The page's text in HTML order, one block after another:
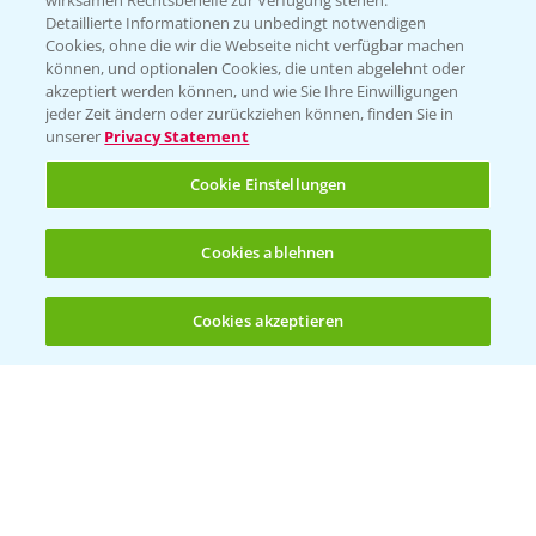
(noch 4)
Beratung auf WhatsApp
T.+49 (0)174 346 564 1
KONTAKT
Hilfe in Notfällen
+49 (0)214/30-20220
Detaillierte Informationen zu unbedingt notwendigen
Cookies, ohne die wir die Webseite nicht verfügbar machen
können, und optionalen Cookies, die unten abgelehnt oder
akzeptiert werden können, und wie Sie Ihre Einwilligungen
jeder Zeit ändern oder zurückziehen können, finden Sie in
unserer Privacy Statement
Cookie Einstellungen
Cookies ablehnen
Cookies akzeptieren